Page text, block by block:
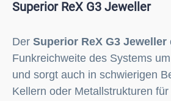
Superior ReX G3 Jeweller
Der Superior ReX G3 Jeweller
Funkreichweite des Systems
und sorgt auch in schwierigen
Kellern oder Metallstrukturen für